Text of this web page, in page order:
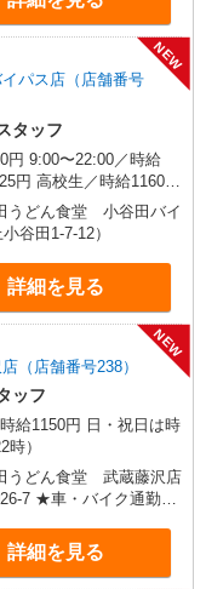
パス店（店舗番号
NEW
タッフ
円 9:00〜22:00／時給
！（9時〜22時）
うどん食堂 小谷田バイ
谷田1-7-12）
詳細を見る
店舗番号238）
NEW
ッフ
）
うどん食堂 武蔵藤沢店
7 ★車・バイク通勤
詳細を見る